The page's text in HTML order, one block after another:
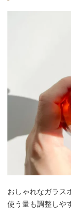
おしゃれなガラス
使う量も調整しや